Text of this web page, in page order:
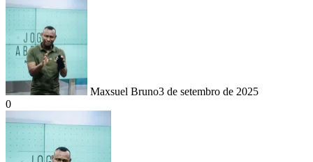
Maxsuel Bruno3 de setembro de 2025
0